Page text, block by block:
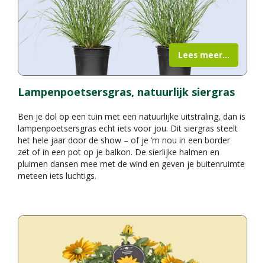
Lampenpoetsersgras, natuurlijk siergras
Ben je dol op een tuin met een natuurlijke uitstraling, dan is
lampenpoetsersgras echt iets voor jou. Dit siergras steelt
het hele jaar door de show – of je ‘m nou in een border
zet of in een pot op je balkon. De sierlijke halmen en
pluimen dansen mee met de wind en geven je buitenruimte
meteen iets luchtigs.
Lees meer...